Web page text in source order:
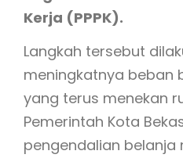
Kerja (PPPK).
Langkah tersebut
meningkatnya beban
yang terus menekan
Pemerintah Kota
pengendalian belanja